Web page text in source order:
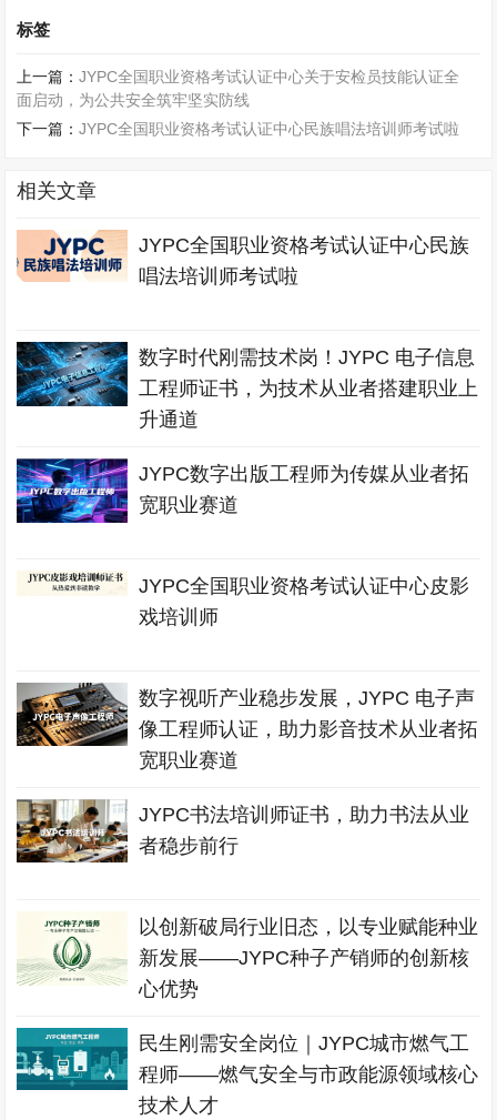
标签
上一篇：JYPC全国职业资格考试认证中心关于安检员技能认证全
面启动，为公共安全筑牢坚实防线
下一篇：JYPC全国职业资格考试认证中心民族唱法培训师考试啦
相关文章
JYPC全国职业资格考试认证中心民族
唱法培训师考试啦
数字时代刚需技术岗！JYPC 电子信息
工程师证书，为技术从业者搭建职业上
升通道
JYPC数字出版工程师为传媒从业者拓
宽职业赛道
JYPC全国职业资格考试认证中心皮影
戏培训师
数字视听产业稳步发展，JYPC 电子声
像工程师认证，助力影音技术从业者拓
宽职业赛道
JYPC书法培训师证书，助力书法从业
者稳步前行
以创新破局行业旧态，以专业赋能种业
新发展——JYPC种子产销师的创新核
心优势
民生刚需安全岗位｜JYPC城市燃气工
程师——燃气安全与市政能源领域核心
技术人才